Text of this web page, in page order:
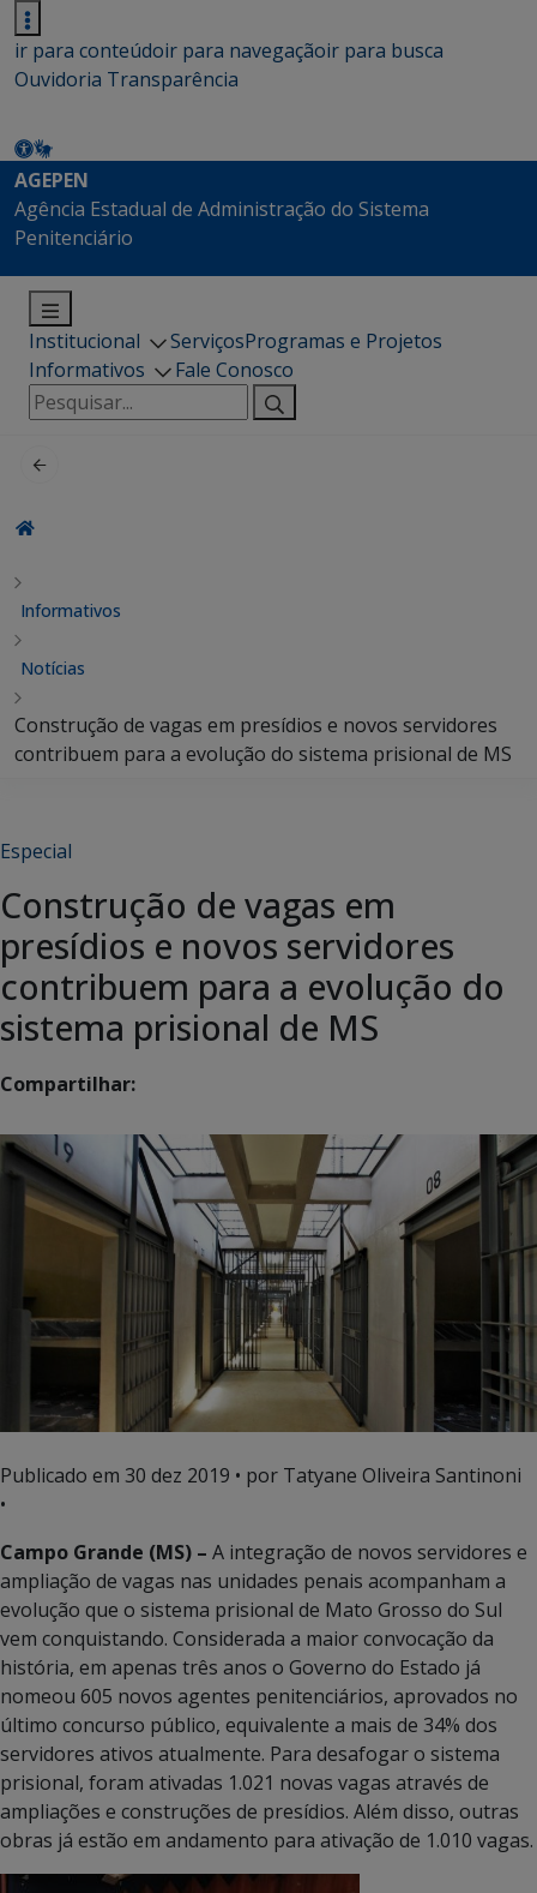
ir para conteúdoir para navegaçãoir para busca
Ouvidoria Transparência
AGEPEN
Agência Estadual de Administração do Sistema
Penitenciário
Institucional ServiçosProgramas e Projetos
Informativos
Fale Conosco
Pesquisar
por:
Informativos
Notícias
Construção de vagas em presídios e novos servidores
contribuem para a evolução do sistema prisional de MS
Especial
Construção de vagas em
presídios e novos servidores
contribuem para a evolução do
sistema prisional de MS
Compartilhar:
Publicado em 30 dez 2019 • por Tatyane Oliveira Santinoni
•
Campo Grande (MS) – A integração de novos servidores e
ampliação de vagas nas unidades penais acompanham a
evolução que o sistema prisional de Mato Grosso do Sul
vem conquistando. Considerada a maior convocação da
história, em apenas três anos o Governo do Estado já
nomeou 605 novos agentes penitenciários, aprovados no
último concurso público, equivalente a mais de 34% dos
servidores ativos atualmente. Para desafogar o sistema
prisional, foram ativadas 1.021 novas vagas através de
ampliações e construções de presídios. Além disso, outras
obras já estão em andamento para ativação de 1.010 vagas.